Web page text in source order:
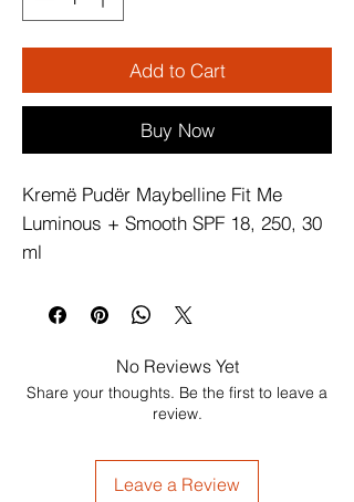
Add to Cart
Buy Now
Kremë Pudër Maybelline Fit Me
Luminous + Smooth SPF 18, 250, 30
ml
No Reviews Yet
Share your thoughts. Be the first to leave a
review.
Leave a Review